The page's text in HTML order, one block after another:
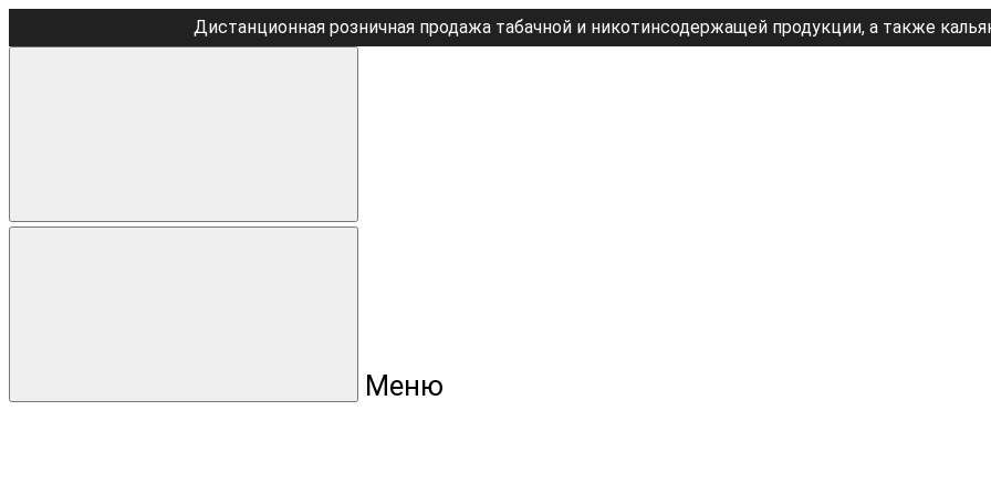
Дистанционная розничная продажа табачной и никотинсодержащей продукции, а также
Меню